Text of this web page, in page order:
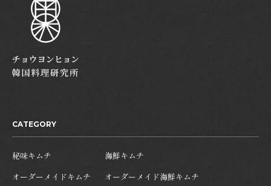
CATEGORY
秘味キムチ
オーダーメイドキムチ
海鮮キムチ
オーダーメイド海鮮キムチ